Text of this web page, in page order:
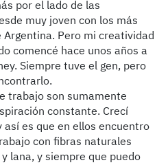
por el lado de las
muy joven con los más
Pero mi creatividad
comencé hace unos años a
Siempre tuve el gen, pero
trabajo son sumamente
constante. Crecí
es que en ellos encuentro
con fibras naturales
lana, y siempre que puedo